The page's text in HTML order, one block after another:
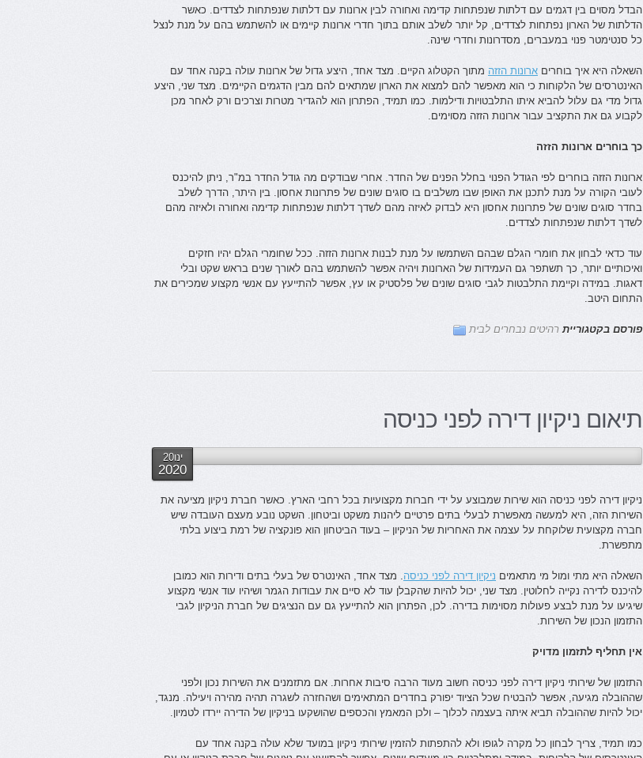
הבדל מסוים בין דגמים עם דלתות שנפתחות קדימה ואחורה לבין ארונות עם דלתות שנפתחות לצדדים. כאשר
הדלתות של הארון נפתחות לצדדים, קל יותר לשלב אותם בתוך חדרי ארונות קיימים או להשתמש בהם על מנת לנצל
כל סנטימטר פנוי במעברים, מסדרונות וחדרי שינה.
השאלה היא איך בוחרים ארונות הזזה מתוך הקטלוג הקיים. מצד אחד, היצע גדול של ארונות עולה בקנה אחד עם
האינטרסים של הלקוחות כי הוא מאפשר להם למצוא את הארון שמתאים להם מבין הדגמים הקיימים. מצד שני, היצע
גדול מדי גם עלול להביא איתו התלבטויות ודילמות. כמו תמיד, הפתרון הוא להגדיר מטרות וצרכים ורק לאחר מכן
לקבוע גם את התקציב עבור ארונות הזזה מסוימים.
כך בוחרים ארונות הזזה
ארונות הזזה בוחרים לפי הגודל הפנוי בחלל הפנים של החדר. אחרי שבודקים מה גודל החדר במ"ר, ניתן להיכנס
לעובי הקורה על מנת לתכנן את האופן שבו משלבים בו סוגים שונים של פתרונות אחסון. בין היתר, הדרך לשלב
בחדר סוגים שונים של פתרונות אחסון היא לבדוק לאיזה מהם לשדך דלתות שנפתחות קדימה ואחורה ולאיזה מהם
לשדך דלתות שנפתחות לצדדים.
עוד כדאי לבחון את חומרי הגלם שבהם השתמשו על מנת לבנות ארונות הזזה. ככל שחומרי הגלם יהיו חזקים
ואיכותיים יותר, כך תשתפר גם העמידות של הארונות ויהיה אפשר להשתמש בהם לאורך שנים בראש שקט ובלי
דאגות. במידה וקיימת התלבטות לגבי סוגים שונים של פלסטיק או עץ, אפשר להתייעץ עם אנשי מקצוע שמכירים את
התחום היטב.
פורסם בקטגוריית רהיטים נבחרים לבית
תיאום ניקיון דירה לפני כניסה
ינו20
2020
ניקיון דירה לפני כניסה הוא שירות שמבוצע על ידי חברות מקצועיות בכל רחבי הארץ. כאשר חברת ניקיון מציעה את
השירות הזה, היא למעשה מאפשרת לבעלי בתים פרטיים ליהנות משקט וביטחון. השקט נובע מעצם העובדה שיש
חברה מקצועית שלוקחת על עצמה את האחריות של הניקיון – בעוד הביטחון הוא פונקציה של רמת ביצוע בלתי
מתפשרת.
השאלה היא מתי ומול מי מתאמים ניקיון דירה לפני כניסה. מצד אחד, האינטרס של בעלי בתים ודירות הוא כמובן
להיכנס לדירה נקייה לחלוטין. מצד שני, יכול להיות שהקבלן עוד לא סיים את עבודות הגמר ושיהיו עוד אנשי מקצוע
שיגיעו על מנת לבצע פעולות מסוימות בדירה. לכן, הפתרון הוא להתייעץ גם עם הנציגים של חברת הניקיון לגבי
התזמון הנכון של השירות.
אין תחליף לתזמון מדויק
התזמון של שירותי ניקיון דירה לפני כניסה חשוב מעוד הרבה סיבות אחרות. אם מתזמנים את השירות נכון ולפני
שההובלה מגיעה, אפשר להבטיח שכל הציוד יפורק בחדרים המתאימים ושהחזרה לשגרה תהיה מהירה ויעילה. מנגד,
יכול להיות שההובלה תביא איתה בעצמה לכלוך – ולכן המאמץ והכספים שהושקעו בניקיון של הדירה יירדו לטמיון.
כמו תמיד, צריך לבחון כל מקרה לגופו ולא להתפתות להזמין שירותי ניקיון במועד שלא עולה בקנה אחד עם